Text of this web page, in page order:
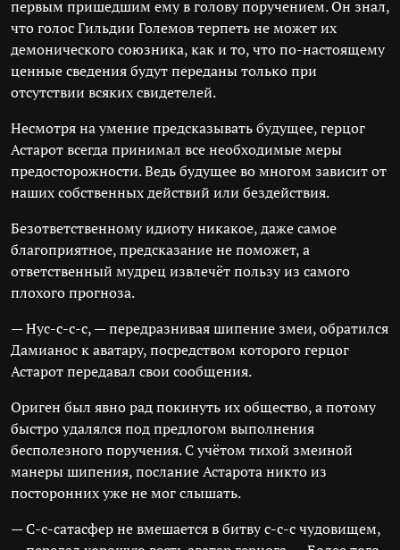
первым пришедшим ему в голову поручением. Он знал,
что голос Гильдии Големов терпеть не может их
демонического союзника, как и то, что по-настоящему
ценные сведения будут переданы только при
отсутствии всяких свидетелей.
Несмотря на умение предсказывать будущее, герцог
Астарот всегда принимал все необходимые меры
предосторожности. Ведь будущее во многом зависит от
наших собственных действий или бездействия.
Безответственному идиоту никакое, даже самое
благоприятное, предсказание не поможет, а
ответственный мудрец извлечёт пользу из самого
плохого прогноза.
— Нус-с-с-с, — передразнивая шипение змеи, обратился
Дамианос к аватару, посредством которого герцог
Астарот передавал свои сообщения.
Ориген был явно рад покинуть их общество, а потому
быстро удалялся под предлогом выполнения
бесполезного поручения. С учётом тихой змеиной
манеры шипения, послание Астарота никто из
посторонних уже не мог слышать.
— С-с-сатасфер не вмешается в битву с-с-с чудовищем,